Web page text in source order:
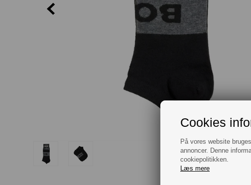
Cookies
På vores website
annoncer. Denne
cookiepolitikken.
Læs mere